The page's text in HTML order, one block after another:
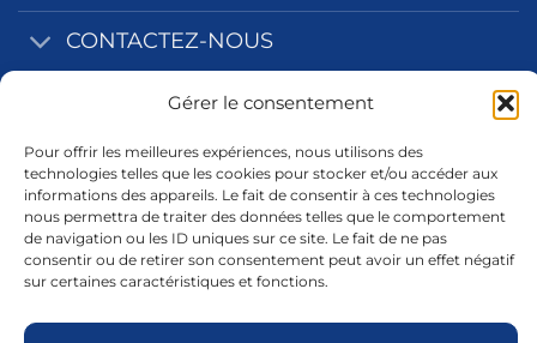
Gérer le consentement
Pour offrir les meilleures expériences, nous utilisons des
technologies telles que les cookies pour stocker et/ou accéder aux
informations des appareils. Le fait de consentir à ces technologies
nous permettra de traiter des données telles que le comportement
de navigation ou les ID uniques sur ce site. Le fait de ne pas
consentir ou de retirer son consentement peut avoir un effet négatif
sur certaines caractéristiques et fonctions.
CONTACTEZ-NOUS
NOS ZONES D'INTERVENTION
INFORMATIONS LEGALES